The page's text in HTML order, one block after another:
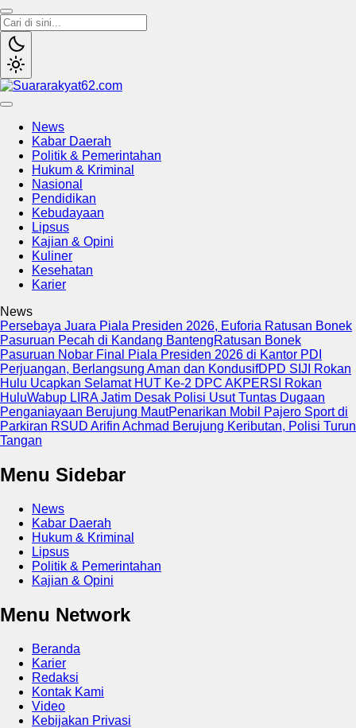
News
Kabar Daerah
Politik & Pemerintahan
Hukum & Kriminal
Nasional
Pendidikan
Kebudayaan
Lipsus
Kajian & Opini
Kuliner
Kesehatan
Karier
News
Persebaya Juara Piala Presiden 2026, Euforia Ratusan Bonek
Pasuruan Pecah di Kandang BantengRatusan Bonek
Pasuruan Nobar Final Piala Presiden 2026 di Kantor PDI
Perjuangan, Berlangsung Aman dan KondusifDPD SIJI Rokan
Hulu Ucapkan Selamat HUT Ke-2 DPC AKPERSI Rokan
HuluWabup LIRA Jatim Desak Polisi Usut Tuntas Dugaan
Penganiayaan Berujung MautPenarikan Mobil Pajero Sport di
Parkiran RSUD Arifin Achmad Berujung Keributan, Polisi Turun
Tangan
Menu Sidebar
News
Kabar Daerah
Hukum & Kriminal
Lipsus
Politik & Pemerintahan
Kajian & Opini
Menu Network
Beranda
Karier
Redaksi
Kontak Kami
Video
Kebijakan Privasi